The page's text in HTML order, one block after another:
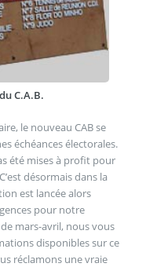
C.A.B.
le nouveau CAB se
échéances électorales.
été mises à profit pour
désormais dans la
est lancée alors
pour notre
mars-avril, nous vous
disponibles sur ce
réclamons une vraie